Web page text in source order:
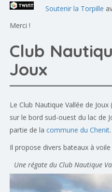
Soutenir la Torpille
Merci !
Club
Joux
Le Club Nautique Vallée de
sur le bord sud-ouest du lac de
partie de la commune du Chenit.
Il propose divers bateaux à
Une régate du Club Nautique